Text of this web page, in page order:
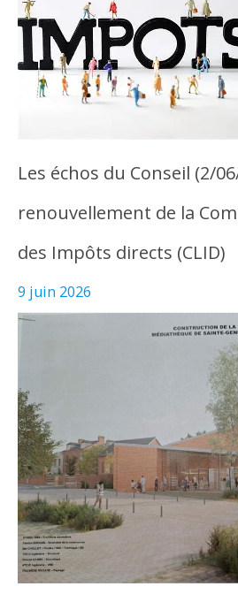
Les échos du Conseil (2/
renouvellement de la
des Impôts directs (CLID)
9 juin 2026